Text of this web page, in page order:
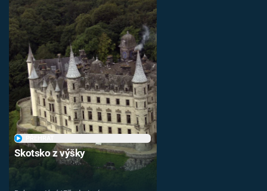
Skotsko z výšky